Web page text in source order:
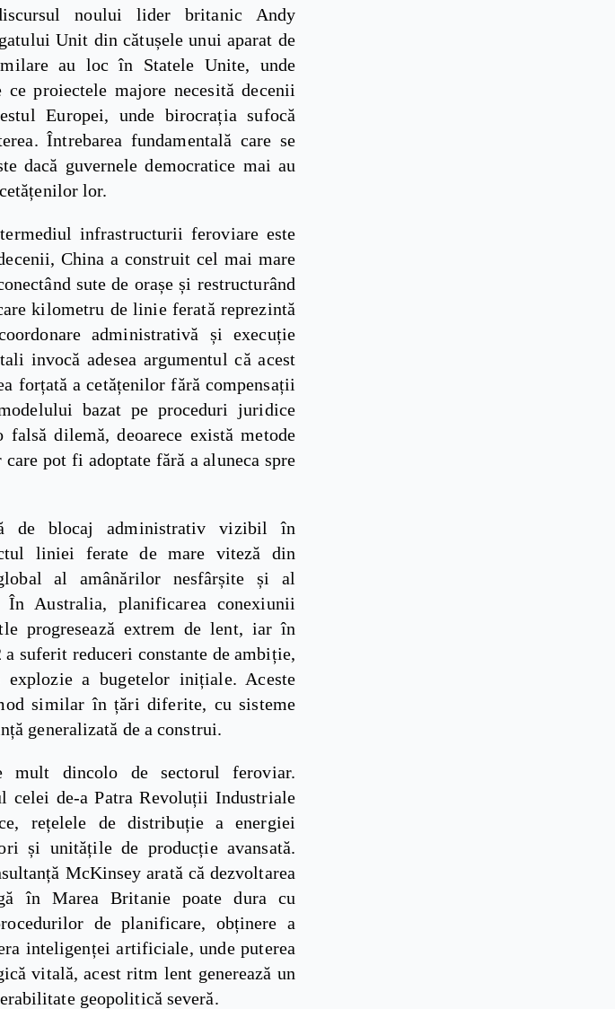
noului lider britanic Andy
Unit din cătușele unui aparat de
au loc în Statele Unite, unde
proiectele majore necesită decenii
Europei, unde birocrația sufocă
Întrebarea fundamentală care se
dacă guvernele democratice mai au
lor.
infrastructurii feroviare este
China a construit cel mai mare
sute de orașe și restructurând
kilometru de linie ferată reprezintă
administrativă și execuție
invocă adesea argumentul că acest
forțată a cetățenilor fără compensații
bazat pe proceduri juridice
dilemă, deoarece există metode
pot fi adoptate fără a aluneca spre
de blocaj administrativ vizibil în
liniei ferate de mare viteză din
al amânărilor nesfârșite și al
Australia, planificarea conexiunii
progresează extrem de lent, iar în
suferit reduceri constante de ambiție,
a bugetelor inițiale. Aceste
similar în țări diferite, cu sisteme
generalizată de a construi.
mult dincolo de sectorul feroviar.
celei de-a Patra Revoluții Industriale
rețelele de distribuție a energiei
și unitățile de producție avansată.
McKinsey arată că dezvoltarea
în Marea Britanie poate dura cu
de planificare, obținere a
inteligenței artificiale, unde puterea
vitală, acest ritm lent generează un
geopolitică severă.